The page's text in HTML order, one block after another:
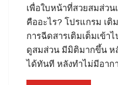
เพื่อใบหน้าที่สวยสมส่ว
คืออะไร? โปรแกรม เติ
การฉีดสารเติมเต็มเข้า
ดูสมส่วน มีมิติมากขึ้น ห
ได้ทันที หลังทำไม่มีอาก